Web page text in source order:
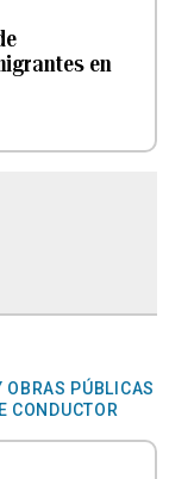
en
OBRAS PÚBLICAS
CONDUCTOR